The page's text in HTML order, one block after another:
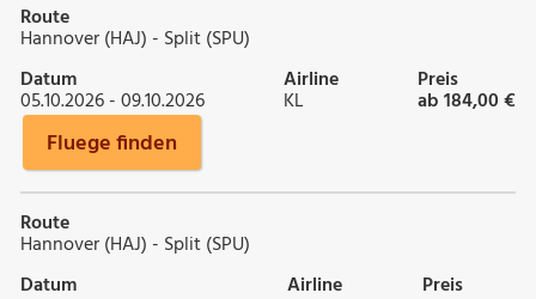
Route
Hannover (HAJ) - Split (SPU)
Datum
05.10.2026 - 09.10.2026
Airline
KL
Preis
ab 184,00 €
Fluege finden
Route
Hannover (HAJ) - Split (SPU)
Datum
Airline Preis